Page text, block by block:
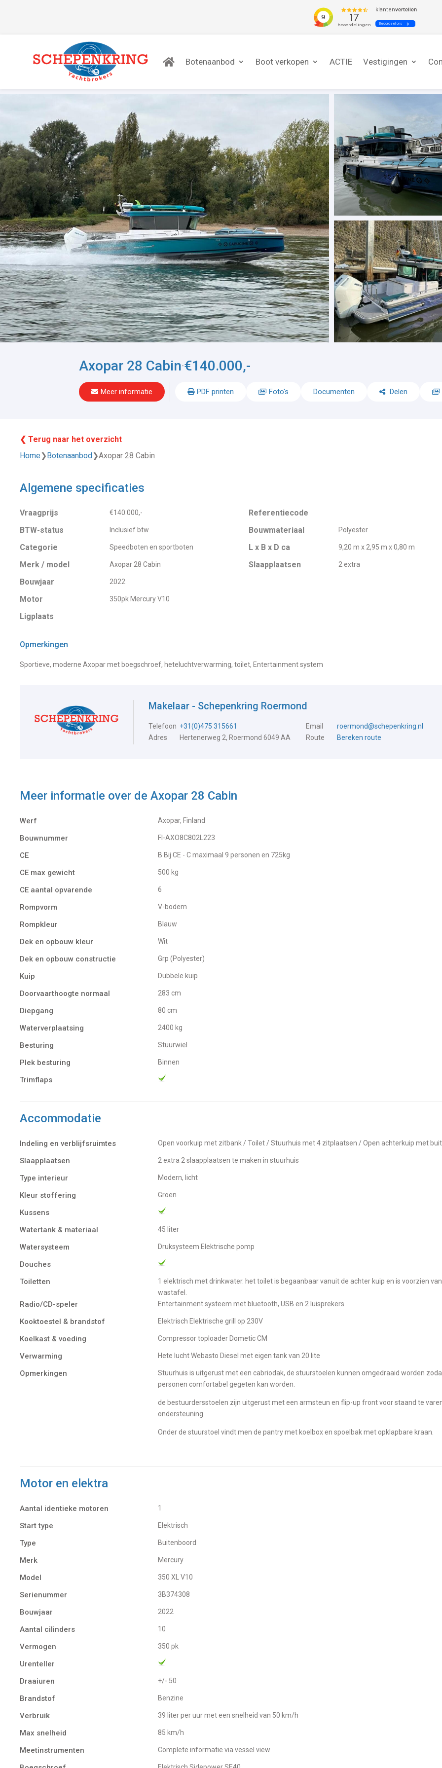
Botenaanbod Boot verkopen ACTIE Vestigingen
Axopar 28 Cabin-€140.000,-
Meer informatie PDF printen Foto's Documenten Delen
❮ Terug naar het overzicht
Home❯Botenaanbod❯Axopar 28 Cabin
Algemene specificaties
Vraagprijs €140.000,-
BTW-status Inclusief btw
Categorie Speedboten en sportboten
Merk / model Axopar 28 Cabin
Bouwjaar 2022
Motor 350pk Mercury V10
Ligplaats
Referentiecode
Bouwmateriaal
Polyester
L x B x D ca 9,20 m x 2,95 m x 0,80 m
Slaapplaatsen 2 extra
Opmerkingen
Sportieve, moderne Axopar met boegschroef, heteluchtverwarming, toilet, Entertainment system
Makelaar - Schepenkring Roermond
Telefoon +31(0)475 315661 Email
roermond@schepenkring.nl
Adres
Hertenerweg 2, Roermond 6049 AA Route Bereken route
Meer informatie over de Axopar 28 Cabin
Werf Axopar, Finland
Bouwnummer FI-AXO8C802L223
CE B Bij CE - C maximaal 9 personen en 725kg
CE max gewicht 500 kg
CE aantal opvarende 6
Rompvorm V-bodem
Rompkleur Blauw
Dek en opbouw kleur Wit
Dek en opbouw constructie Grp (Polyester)
Kuip Dubbele kuip
Doorvaarthoogte normaal 283 cm
Diepgang 80 cm
Waterverplaatsing 2400 kg
Besturing Stuurwiel
Plek besturing Binnen
Trimflaps
Accommodatie
Indeling en verblijfsruimtes Open voorkuip met zitbank / Toilet / Stuurhuis met 4 zitplaatsen / Open achterkuip met
Slaapplaatsen 2 extra 2 slaapplaatsen te maken in stuurhuis
Type interieur Modern, licht
Kleur stoffering Groen
Kussens
Watertank & materiaal
45 liter
Watersysteem Druksysteem Elektrische pomp
Douches
Toiletten
1 elektrisch met drinkwater. het toilet is begaanbaar vanuit de achter kuip en is voorzien van een
wastafel.
Radio/CD-speler entertainment systeem met bluetooth, USB en 2 luisprekers
Kooktoestel & brandstof Elektrisch Elektrische grill op 230V
Koelkast & voeding Compressor toploader Dometic CM
Verwarming Hete lucht Webasto Diesel met eigen tank van 20 lite
Opmerkingen
Stuurhuis is uitgerust met een cabriodak, de stuurstoelen kunnen omgedraaid worden zodat er met 4
personen comfortabel gegeten kan worden.
de bestuurdersstoelen zijn uitgerust met een armsteun en flip-up front voor staand te
ondersteuning.
Onder de stuurstoel vindt men de pantry met koelbox en spoelbak met opklapbare kraan.
Motor en elektra
Aantal identieke motoren 1
Start type Elektrisch
Type Buitenboord
Merk Mercury
Model 350 XL V10
Serienummer 3B374308
Bouwjaar 2022
Aantal cilinders 10
Vermogen 350 pk
Urenteller
Draaiuren
+/- 50
Brandstof Benzine
Verbruik 39 liter per uur met een snelheid van 50 km/h
Max snelheid 85 km/h
Meetinstrumenten Complete informatie via vessel view